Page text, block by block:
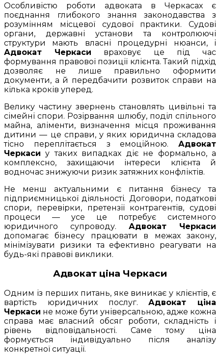
Особливістю роботи адвоката в Черкасах є
поєднання глибокого знання законодавства з
розумінням місцевої судової практики. Судові
органи, державні установи та контролюючі
структури мають власні процедурні нюанси, і
Адвокат Черкаси враховує це під час
формування правової позиції клієнта. Такий підхід
дозволяє не лише правильно оформити
документи, а й передбачити розвиток справи на
кілька кроків уперед.
Велику частину звернень становлять цивільні та
сімейні спори. Розірвання шлюбу, поділ спільного
майна, аліменти, визначення місця проживання
дитини — це справи, у яких юридична складова
тісно переплітається з емоційною. Адвокат
Черкаси у таких випадках діє не формально, а
комплексно, захищаючи інтереси клієнта й
водночас знижуючи ризик затяжних конфліктів.
Не менш актуальними є питання бізнесу та
підприємницької діяльності. Договори, податкові
спори, перевірки, претензії контрагентів, судові
процеси — усе це потребує системного
юридичного супроводу. Адвокат Черкаси
допомагає бізнесу працювати в межах закону,
мінімізувати ризики та ефективно реагувати на
будь-які правові виклики.
Адвокат ціна Черкаси
Одним із перших питань, яке виникає у клієнтів, є
вартість юридичних послуг.Адвокат ціна
Черкаси не може бути універсальною, адже кожна
справа має власний обсяг роботи, складність і
рівень відповідальності. Саме тому ціна
формується індивідуально після аналізу
конкретної ситуації.